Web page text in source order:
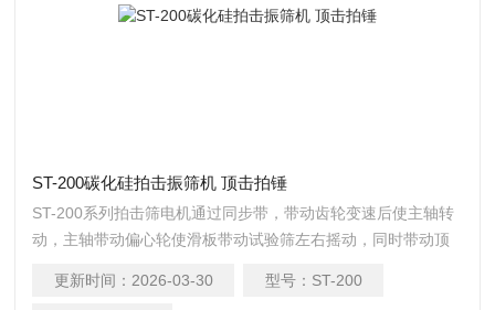
ST-200碳化硅拍击振筛机 顶击拍锤
ST-200系列拍击筛电机通过同步带，带动齿轮变速后使主轴转
动，主轴带动偏心轮使滑板带动试验筛左右摇动，同时带动顶
物料筛分。碳化硅拍击振筛机 顶击拍锤
更新时间： 2026-03-30 型号： ST-200